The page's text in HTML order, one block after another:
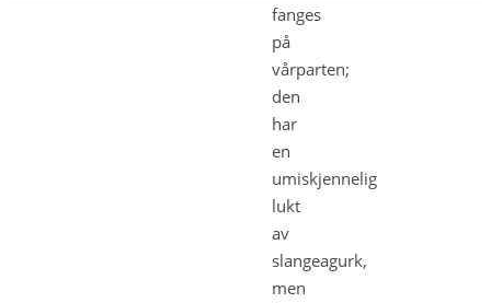
fanges
på
vårparten;
den
har
en
umiskjennelig
lukt
av
slangeagurk,
men